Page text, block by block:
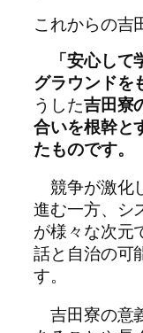
これからの吉
「安心し
グラウンドを
うした吉田寮
合いを根幹と
たものです。
競争が激化
進む一方、シ
が様々な次元
話と自治の可
す。
吉田寮の意